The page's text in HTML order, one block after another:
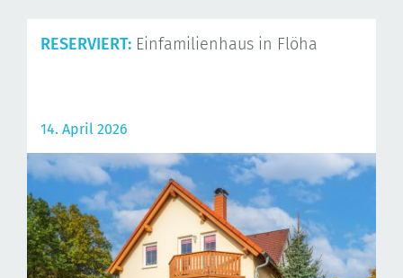
RESERVIERT: Einfamilienhaus in Flöha
14. April 2026